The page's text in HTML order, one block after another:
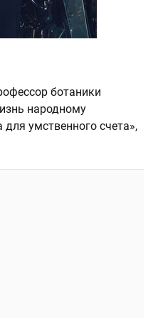
ботаники
народному
умственного счета»,